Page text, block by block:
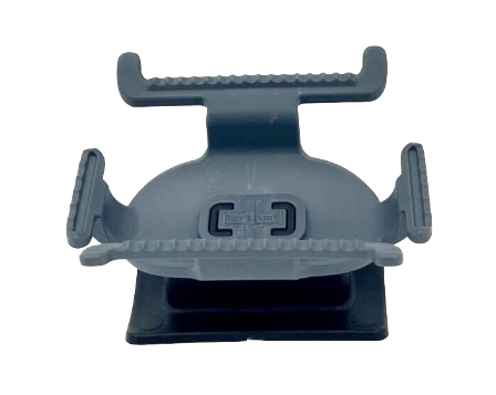
(Circulation)
もっと見る
製品をキーワードで検索
検索
総合カタログ掲載のお知らせ
もっと見る
採用情報（外部サイトに移動します）
お問合せ
見積り
オンラインショップ
English 日本語